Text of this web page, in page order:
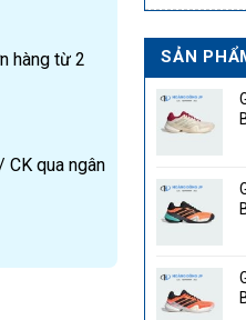
SẢN
hàng từ 2
CK qua ngân